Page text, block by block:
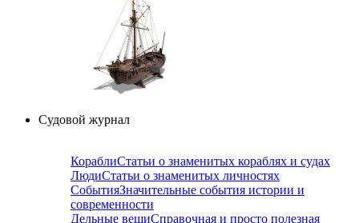
Судовой журнал
КораблиСтатьи о знаменитых кораблях и судах
ЛюдиСтатьи о знаменитых личностях
СобытияЗначительные события истории и
современности
Дельные вещиСправочная и просто полезная